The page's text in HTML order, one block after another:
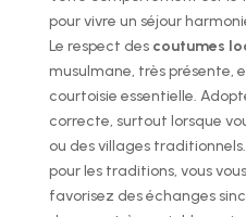
pour vivre un séjour
Le respect des coutumes
musulmane, très présente,
courtoisie essentielle.
correcte, surtout lorsque
ou des villages
pour les traditions, vous
favorisez des échanges